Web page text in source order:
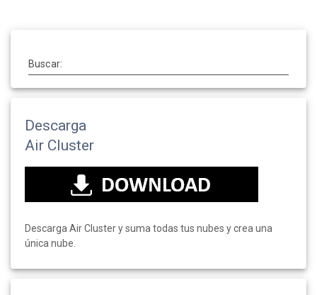
Buscar:
Descarga
Air Cluster
Descarga Air Cluster y suma todas tus nubes y crea una
única nube.